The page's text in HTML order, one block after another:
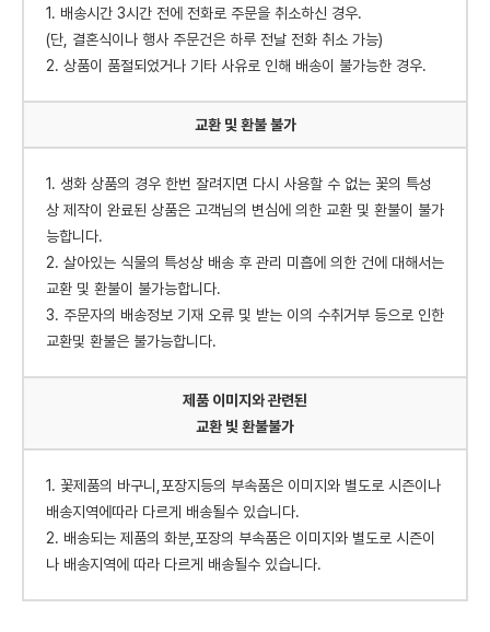
1. 배송시간 3시간 전에 전화로 주문을 취소하신 경우.
(단, 결혼식이나 행사 주문건은 하루 전날 전화 취소 가능)
2. 상품이 품절되었거나 기타 사유로 인해 배송이 불가능한 경우.
교환 및 환불 불가
1. 생화 상품의 경우 한번 잘려지면 다시 사용할 수 없는 꽃의 특성
상 제작이 완료된 상품은 고객님의 변심에 의한 교환 및 환불이 불가
능합니다.
2. 살아있는 식물의 특성상 배송 후 관리 미흡에 의한 건에 대해서는
교환 및 환불이 불가능합니다.
3. 주문자의 배송정보 기재 오류 및 받는 이의 수취거부 등으로 인한
교환및 환불은 불가능합니다.
제품 이미지와 관련된
교환 빛 환불불가
1. 꽃제품의 바구니,포장지등의 부속품은 이미지와 별도로 시즌이나
배송지역에따라 다르게 배송될수 있습니다.
2. 배송되는 제품의 화분,포장의 부속품은 이미지와 별도로 시즌이
나 배송지역에 따라 다르게 배송될수 있습니다.